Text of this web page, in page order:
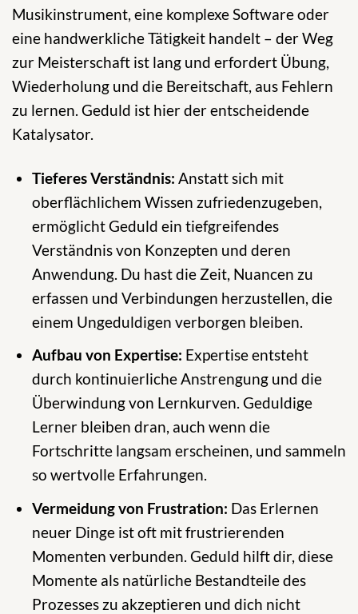
Musikinstrument, eine komplexe Software oder
eine handwerkliche Tätigkeit handelt – der Weg
zur Meisterschaft ist lang und erfordert Übung,
Wiederholung und die Bereitschaft, aus Fehlern
zu lernen. Geduld ist hier der entscheidende
Katalysator.
Tieferes Verständnis: Anstatt sich mit
oberflächlichem Wissen zufriedenzugeben,
ermöglicht Geduld ein tiefgreifendes
Verständnis von Konzepten und deren
Anwendung. Du hast die Zeit, Nuancen zu
erfassen und Verbindungen herzustellen, die
einem Ungeduldigen verborgen bleiben.
Aufbau von Expertise: Expertise entsteht
durch kontinuierliche Anstrengung und die
Überwindung von Lernkurven. Geduldige
Lerner bleiben dran, auch wenn die
Fortschritte langsam erscheinen, und sammeln
so wertvolle Erfahrungen.
Vermeidung von Frustration: Das Erlernen
neuer Dinge ist oft mit frustrierenden
Momenten verbunden. Geduld hilft dir, diese
Momente als natürliche Bestandteile des
Prozesses zu akzeptieren und dich nicht